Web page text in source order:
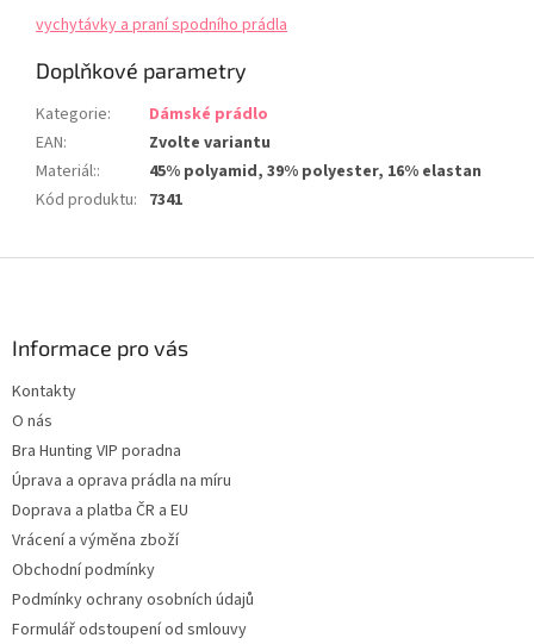
vychytávky a praní spodního prádla
Doplňkové parametry
Kategorie:
Dámské prádlo
EAN:
Zvolte variantu
Materiál::
45% polyamid, 39% polyester, 16% elastan
Kód produktu: 7341
Informace pro vás
Kontakty
O nás
Bra Hunting VIP poradna
Úprava a oprava prádla na míru
Doprava a platba ČR a EU
Vrácení a výměna zboží
Obchodní podmínky
Podmínky ochrany osobních údajů
Formulář odstoupení od smlouvy